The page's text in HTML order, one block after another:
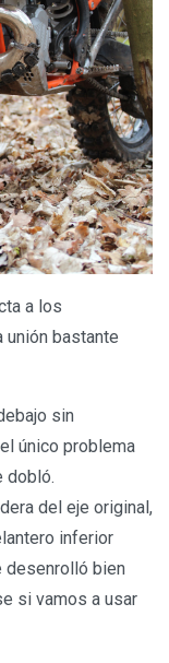
a los
unión bastante
sin
único problema
dobló.
del eje original,
inferior
desenrolló bien
si vamos a usar